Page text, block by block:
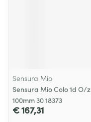
Sensura Mio
Sensura Mio Colo 1d O/z
100mm 30 18373
€ 167,31